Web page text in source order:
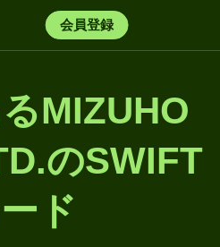
会員登録
MIZUHO
のSWIFT
ド